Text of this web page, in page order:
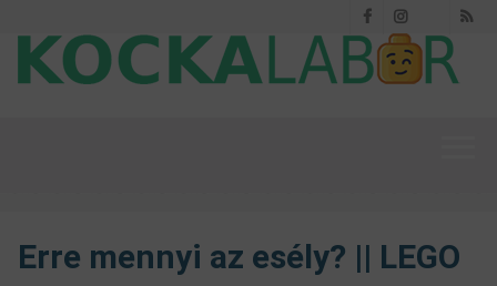
FacebookInstagram
Threads
Erre mennyi az esély? || LEGO